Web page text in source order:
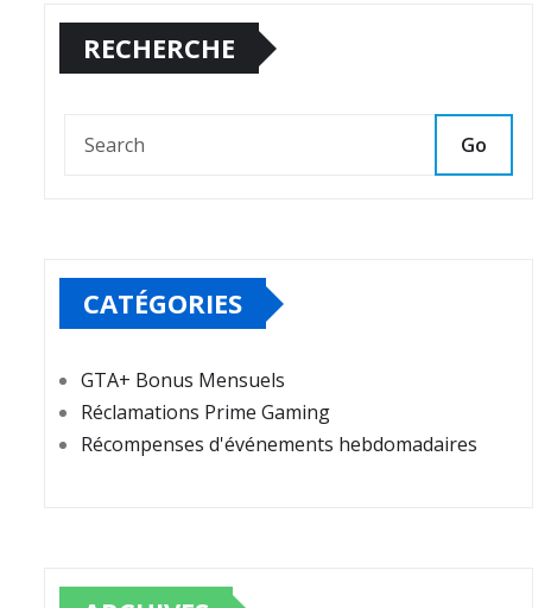
RECHERCHE
Go
CATÉGORIES
GTA+ Bonus Mensuels
Réclamations Prime Gaming
Récompenses d'événements hebdomadaires